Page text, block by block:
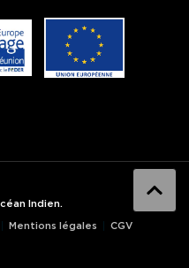
Indien.
Mentions légales CGV